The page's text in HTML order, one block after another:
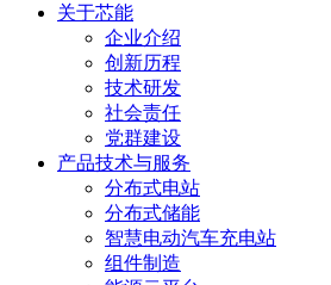
关于芯能
企业介绍
创新历程
技术研发
社会责任
党群建设
产品技术与服务
分布式电站
分布式储能
智慧电动汽车充电站
组件制造